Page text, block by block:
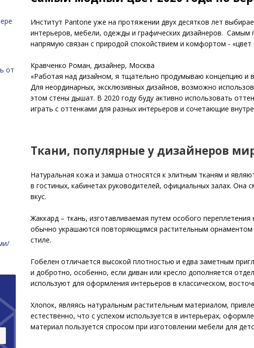
Институт Pantone уже на протяжении двух десятков лет
интерьеров, мебели, одежды и графических дизайнеров.
напрямую связан с природой спокойствием и комфортом -
Кравченко Роман, дизайнер, Москва
«Работая над дизайном, я тщательно продумываю концепцию и
Для неординарных, эксклюзивных дизайнов, возможно
этом стены дышат. В 2020 году буду активно использовать
играть с оттенками для разных интерьеров и сочетающие
Ткани, популярные у дизайнеров
Натуральная кожа и замша относятся к элитным тканям и
в гостиных, кабинетах руководителей, официальных залах.
вкус.
Жаккард – ткань, изготавливаемая путем особого
обычно украшаются повторяющимся растительным орнаментом
стиле.
Гобелен отличается высокой плотностью и едва заметным
и добротно, особенно, если диван или кресло дополняется
используют для оформления интерьеров в классическом,
Хлопок, являясь натуральным растительным материалом,
естественно, что с успехом используется в интерьерах,
материал пользуется спросом при изготовлении мебели для